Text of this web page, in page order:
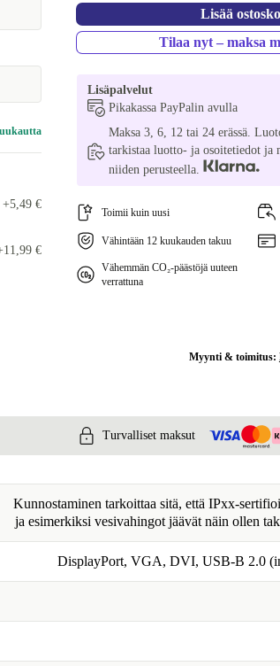
+5,49 €
€
Lisää
Tilaa nyt – maksa
Lisäpalvelut
Pikakassa PayPalin avulla
Maksa 3, 6, 12 tai 24 erässä.
tarkistaa luotto- ja osoitetiedot ja
niiden perusteella.
Toimii kuin uusi
Vähintään 12 kuukauden takuu
Vähemmän CO₂-päästöjä uuteen
verrattuna
Myynti & toimitus:
Turvalliset maksut
Kunnostaminen tarkoittaa sitä, että IPxx-
ja esimerkiksi vesivahingot jäävät näin ollen
DisplayPort, VGA, DVI, USB-B 2.0